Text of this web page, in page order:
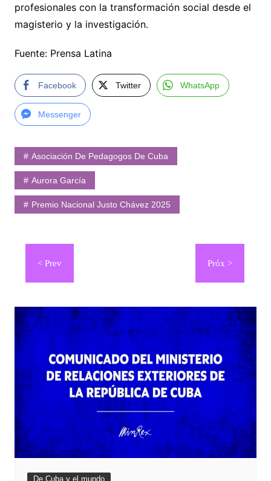
profesionales con la transformación social desde el
magisterio y la investigación.
Fuente: Prensa Latina
Facebook Twitter WhatsApp
Messenger
Asociación De Pedagogos De Cuba
Aurora García
Premio Nacional Justo Chávez 2025
Navegación
entradas
De Cuba y el mundo